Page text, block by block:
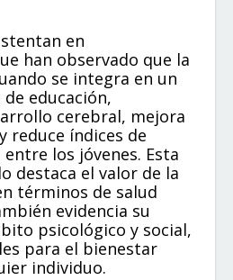
en
han observado que la
se integra en un
educación,
cerebral, mejora
reduce índices de
los jóvenes. Esta
destaca el valor de la
términos de salud
evidencia su
psicológico y social,
para el bienestar
individuo.